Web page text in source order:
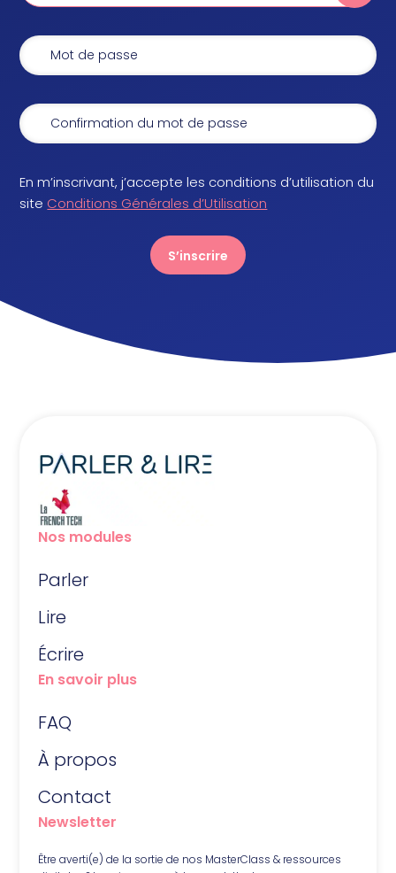
En m’inscrivant, j’accepte les conditions d’utilisation du
site Conditions Générales d’Utilisation
S’inscrire
Nos modules
Parler
Lire
Écrire
En savoir plus
FAQ
À propos
Contact
Newsletter
Être averti(e) de la sortie de nos MasterClass & ressources